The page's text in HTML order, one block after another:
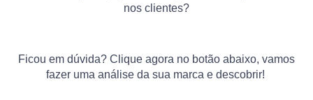
nos clientes?
Ficou em dúvida? Clique agora no botão abaixo, vamos
fazer uma análise da sua marca e descobrir!